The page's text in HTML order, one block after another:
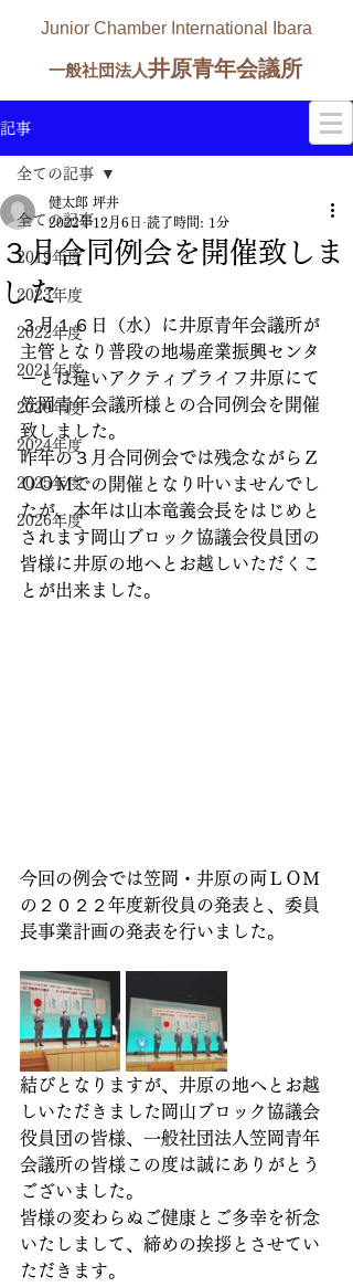
Junior Chamber International Ibara
一般社団法人井原青年会議所
記事
全ての記事
2019年度
2023年度
2022年度
2021年度
2020年度
2024年度
2025年度
2026年度
全ての記事
３月合同例会を開催致しま
した
健太郎 坪井
2022年12月6日 読了時間: 1分
３月１６日（水）に井原青年会議所が
主管となり普段の地場産業振興センタ
ーとは違いアクティブライフ井原にて
笠岡青年会議所様との合同例会を開催
致しました。
昨年の３月合同例会では残念ながらＺ
ＯＯＭでの開催となり叶いませんでし
たが、本年は山本竜義会長をはじめと
されます岡山ブロック協議会役員団の
皆様に井原の地へとお越しいただくこ
とが出来ました。
今回の例会では笠岡・井原の両ＬＯＭ
の２０２２年度新役員の発表と、委員
長事業計画の発表を行いました。
結びとなりますが、井原の地へとお越
しいただきました岡山ブロック協議会
役員団の皆様、一般社団法人笠岡青年
会議所の皆様この度は誠にありがとう
ございました。
皆様の変わらぬご健康とご多幸を祈念
いたしまして、締めの挨拶とさせてい
ただきます。